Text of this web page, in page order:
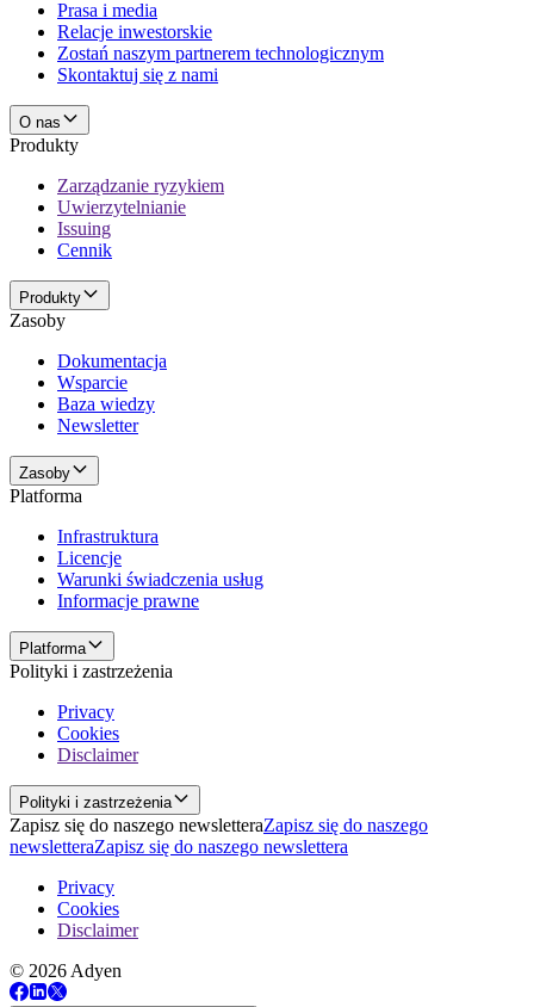
Prasa i media
Relacje inwestorskie
Zostań naszym partnerem technologicznym
Skontaktuj się z nami
O nas
Produkty
Zarządzanie ryzykiem
Uwierzytelnianie
Issuing
Cennik
Produkty
Zasoby
Dokumentacja
Wsparcie
Baza wiedzy
Newsletter
Zasoby
Platforma
Infrastruktura
Licencje
Warunki świadczenia usług
Informacje prawne
Platforma
Polityki i zastrzeżenia
Privacy
Cookies
Disclaimer
Polityki i zastrzeżenia
Zapisz się do naszego newsletteraZapisz się do naszego
newsletteraZapisz się do naszego newslettera
Privacy
Cookies
Disclaimer
© 2026 Adyen